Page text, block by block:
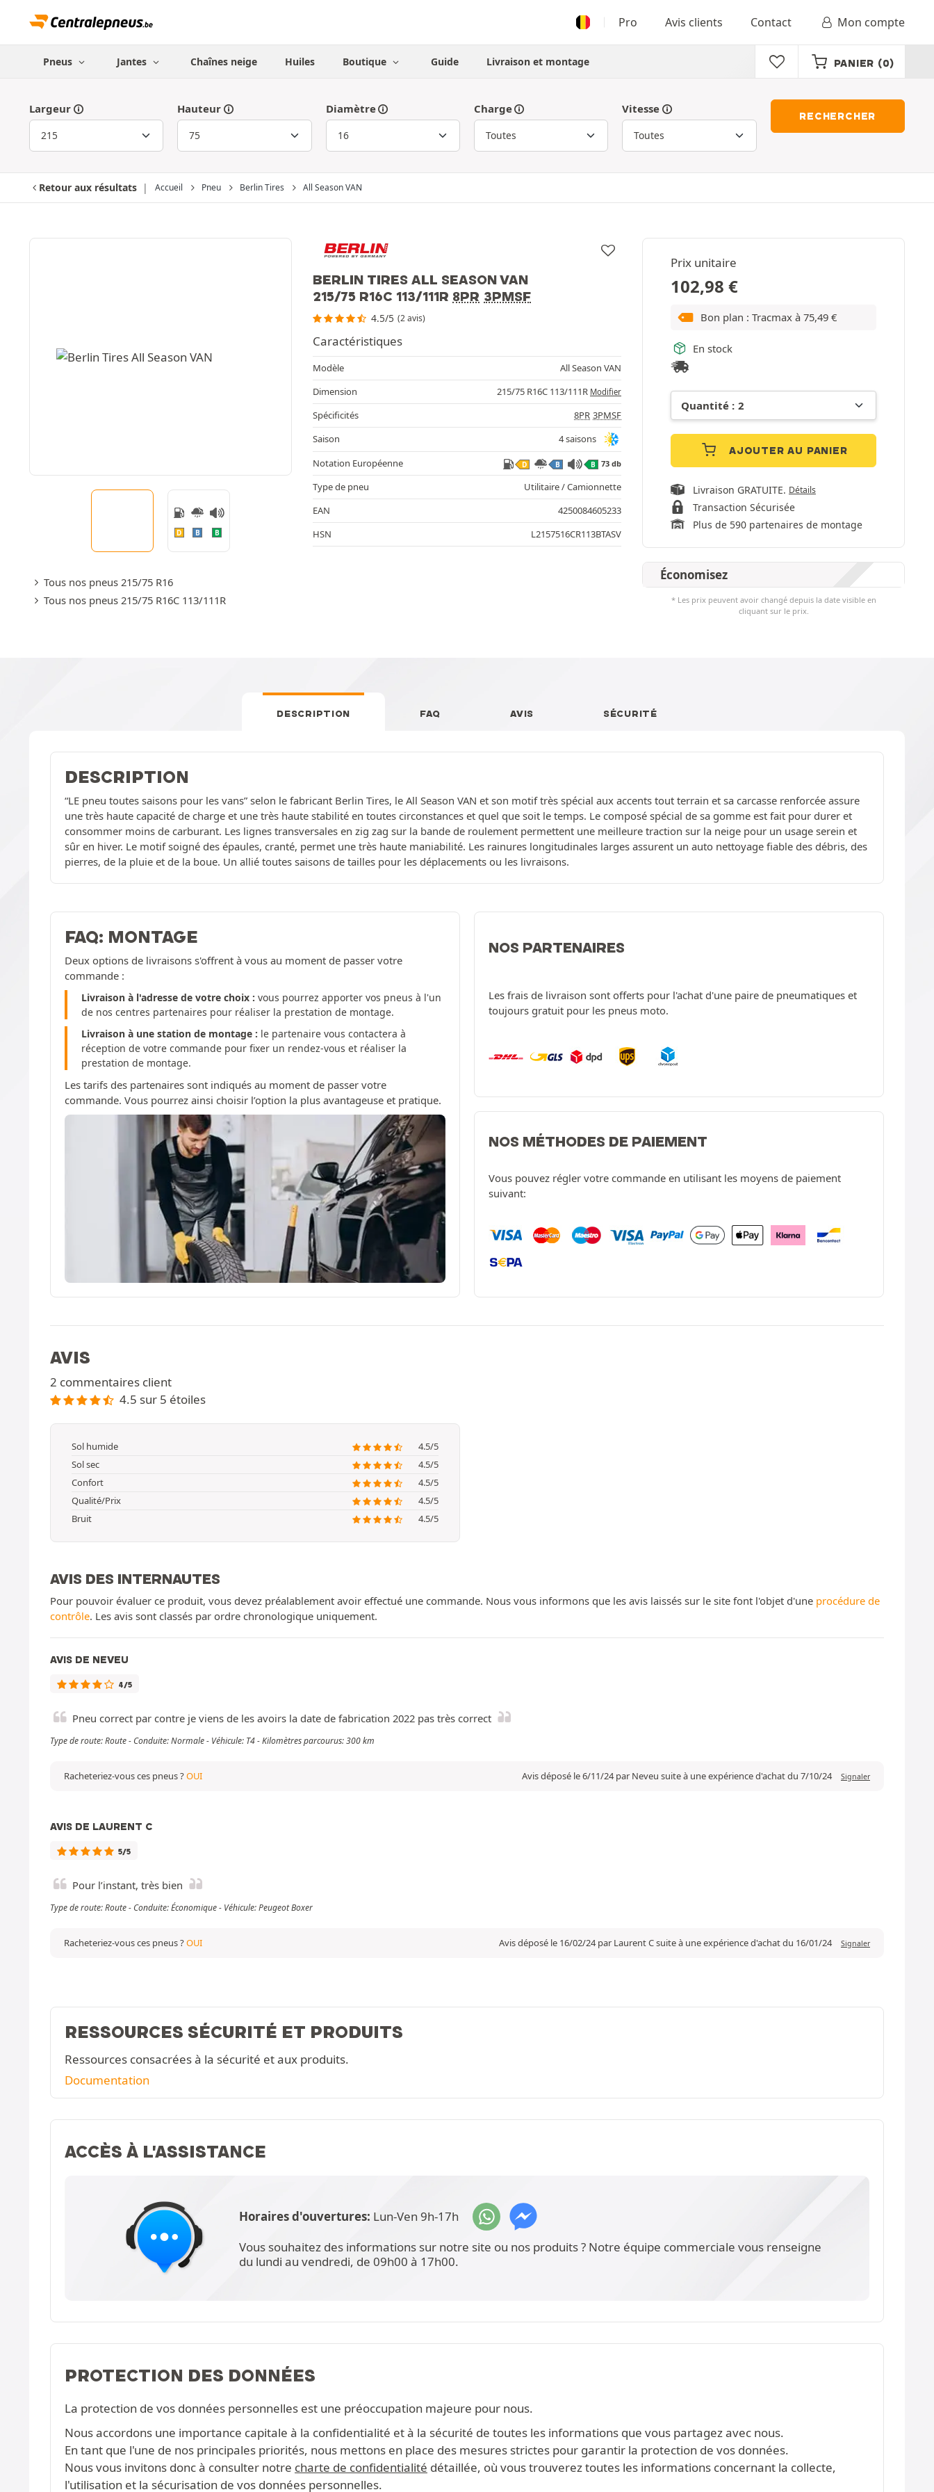
Pro Avis clients Contact Mon compte
Pneus Jantes Chaînes neige Huiles Boutique Guide Livraison et montage PANIER (0)
Largeur Hauteur Diamètre Charge Vitesse
RECHERCHER
Retour aux résultats Accueil Pneu Berlin Tires All Season VAN
BERLIN TIRES ALL SEASON VAN
215/75 R16C 113/111R 8PR 3PMSF
4.5/5 (2 avis)
D B B
Tous nos pneus 215/75 R16
Tous nos pneus 215/75 R16C 113/111R
Prix unitaire
102,98 €
Bon plan : Tracmax à 75,49 €
En stock
AJOUTER AU PANIER
Livraison GRATUITE. Détails
Transaction Sécurisée
Plus de 590 partenaires de montage
Économisez
* Les prix peuvent avoir changé depuis la date visible en
cliquant sur le prix.
Caractéristiques
Modèle
All Season VAN
Dimension
215/75 R16C 113/111R Modifier
Spécificités 8PR 3PMSF
Saison
4 saisons
Notation Européenne
D B B 73 db
Type de pneu
Utilitaire / Camionnette
EAN
4250084605233
HSN
L2157516CR113BTASV
DESCRIPTION FAQ AVIS SÉCURITÉ
DESCRIPTION
“LE pneu toutes saisons pour les vans” selon le fabricant Berlin Tires, le All Season VAN et son motif très spécial aux accents tout terrain et sa carcasse renforcée assure
une très haute capacité de charge et une très haute stabilité en toutes circonstances et quel que soit le temps. Le composé spécial de sa gomme est fait pour durer et
consommer moins de carburant. Les lignes transversales en zig zag sur la bande de roulement permettent une meilleure traction sur la neige pour un usage serein et
sûr en hiver. Le motif soigné des épaules, cranté, permet une très haute maniabilité. Les rainures longitudinales larges assurent un auto nettoyage fiable des débris, des
pierres, de la pluie et de la boue. Un allié toutes saisons de tailles pour les déplacements ou les livraisons.
FAQ: MONTAGE
Deux options de livraisons s'offrent à vous au moment de passer votre
commande :
Livraison à l'adresse de votre choix : vous pourrez apporter vos pneus à l'un
de nos centres partenaires pour réaliser la prestation de montage.
Livraison à une station de montage : le partenaire vous contactera à
réception de votre commande pour fixer un rendez-vous et réaliser la
prestation de montage.
Les tarifs des partenaires sont indiqués au moment de passer votre
commande. Vous pourrez ainsi choisir l’option la plus avantageuse et pratique.
NOS PARTENAIRES
Les frais de livraison sont offerts pour l'achat d'une paire de pneumatiques et
toujours gratuit pour les pneus moto.
NOS MÉTHODES DE PAIEMENT
Vous pouvez régler votre commande en utilisant les moyens de paiement
suivant:
AVIS
2 commentaires client
4.5 sur 5 étoiles
Sol humide
4.5/5
Sol sec
4.5/5
Confort
4.5/5
Qualité/Prix
4.5/5
Bruit
4.5/5
AVIS DES INTERNAUTES
Pour pouvoir évaluer ce produit, vous devez préalablement avoir effectué une commande. Nous vous informons que les avis laissés sur le site font l'objet d'une procédure de
contrôle. Les avis sont classés par ordre chronologique uniquement.
AVIS DE NEVEU
4/5
Pneu correct par contre je viens de les avoirs la date de fabrication 2022 pas très correct
Type de route: Route - Conduite: Normale - Véhicule: T4 - Kilomètres parcourus: 300 km
Avis déposé le 6/11/24 par Neveu suite à une expérience d'achat du 7/10/24 Signaler
Racheteriez-vous ces pneus ?OUI
AVIS DE LAURENT C
5/5
Pour l’instant, très bien
Type de route: Route - Conduite: Économique - Véhicule: Peugeot Boxer
Avis déposé le 16/02/24 par Laurent C suite à une expérience d'achat du 16/01/24 Signaler
Racheteriez-vous ces pneus ?OUI
RESSOURCES SÉCURITÉ ET PRODUITS
Ressources consacrées à la sécurité et aux produits.
Documentation
ACCÈS À L'ASSISTANCE
Horaires d'ouvertures: Lun-Ven 9h-17h
Vous souhaitez des informations sur notre site ou nos produits ? Notre équipe commerciale vous renseigne
du lundi au vendredi, de 09h00 à 17h00.
PROTECTION DES DONNÉES
La protection de vos données personnelles est une préoccupation majeure pour nous.
Nous accordons une importance capitale à la confidentialité et à la sécurité de toutes les informations que vous partagez avec nous.
En tant que l'une de nos principales priorités, nous mettons en place des mesures strictes pour garantir la protection de vos données.
Nous vous invitons donc à consulter notre charte de confidentialité détaillée, où vous trouverez toutes les informations concernant la collecte,
l'utilisation et la sécurisation de vos données personnelles.